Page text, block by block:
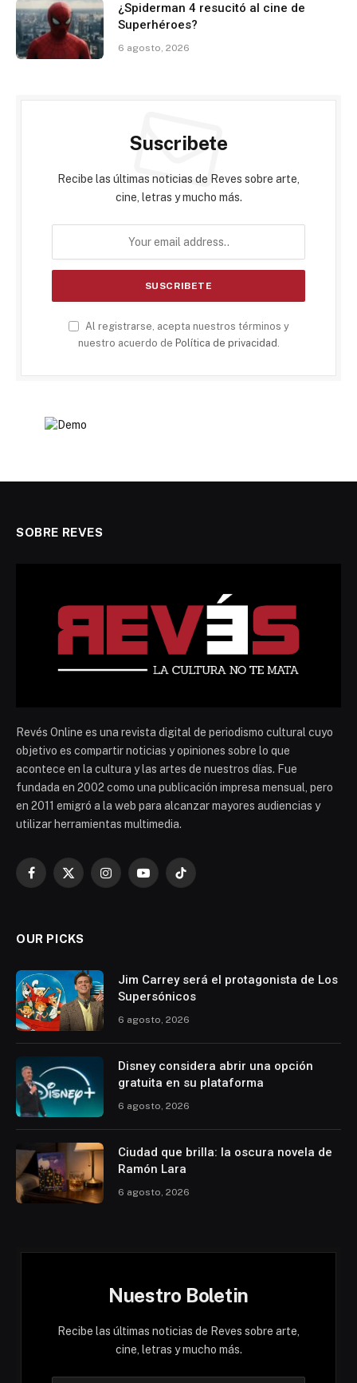
¿Spiderman 4 resucitó al cine de
Superhéroes?
6 agosto, 2026
Suscribete
Recibe las últimas noticias de Reves sobre arte,
cine, letras y mucho más.
Al registrarse, acepta nuestros términos y
nuestro acuerdo de Política de privacidad .
SOBRE REVES
Revés Online es una revista digital de periodismo cultural cuyo
objetivo es compartir noticias y opiniones sobre lo que
acontece en la cultura y las artes de nuestros días. Fue
fundada en 2002 como una publicación impresa mensual, pero
en 2011 emigró a la web para alcanzar mayores audiencias y
utilizar herramientas multimedia.
Facebook
X
InstagramYouTubeTikTok
OUR PICKS
Jim Carrey será el protagonista de Los
Supersónicos
6 agosto, 2026
Disney considera abrir una opción
gratuita en su plataforma
6 agosto, 2026
Ciudad que brilla: la oscura novela de
Ramón Lara
6 agosto, 2026
Nuestro Boletin
Recibe las últimas noticias de Reves sobre arte,
cine, letras y mucho más.